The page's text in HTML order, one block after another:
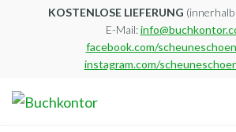
KOSTENLOSE LIEFERUNG
E-Mail:
facebook.com/
instagram.com/